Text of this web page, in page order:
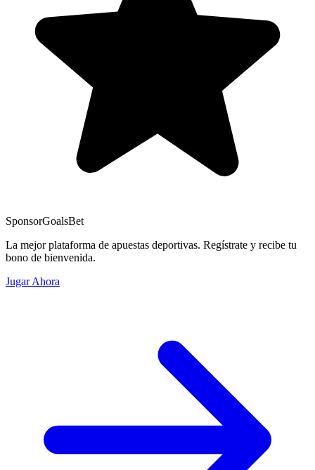
SponsorGoalsBet
La mejor plataforma de apuestas deportivas. Regístrate y recibe tu
bono de bienvenida.
Jugar Ahora